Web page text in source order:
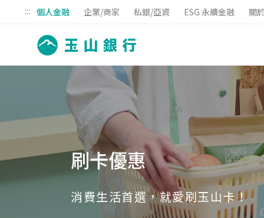
::: 個人金融 企業/商家 私銀/亞資 ESG 永續金融 關
刷卡優惠
消費生活首選，就愛刷玉山卡！